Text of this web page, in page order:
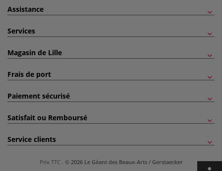
Assistance
Services
Magasin de Lille
Frais de port
Paiement sécurisé
Satisfait ou Remboursé
Service clients
Prix TTC . © 2026 Le Géant des Beaux-Arts / Gerstaecker